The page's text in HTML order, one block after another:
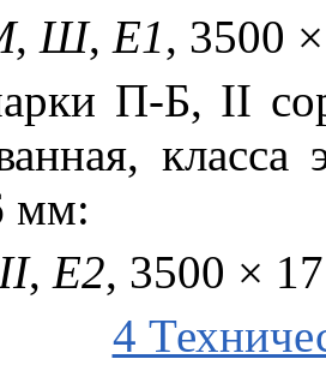
, Ш, Е1, 3500 ×
П-Б, II
, класса
мм:
II, Е2, 3500 ×
4